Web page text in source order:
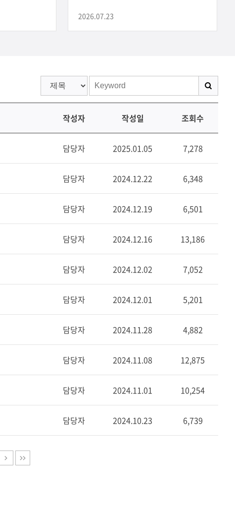
2026.07.23
작성자 작성일 조회수
담당자 2025.01.05 7,278
담당자 2024.12.22 6,348
담당자 2024.12.19 6,501
담당자 2024.12.16 13,186
담당자 2024.12.02 7,052
담당자 2024.12.01 5,201
담당자 2024.11.28 4,882
담당자 2024.11.08 12,875
담당자 2024.11.01 10,254
담당자 2024.10.23 6,739